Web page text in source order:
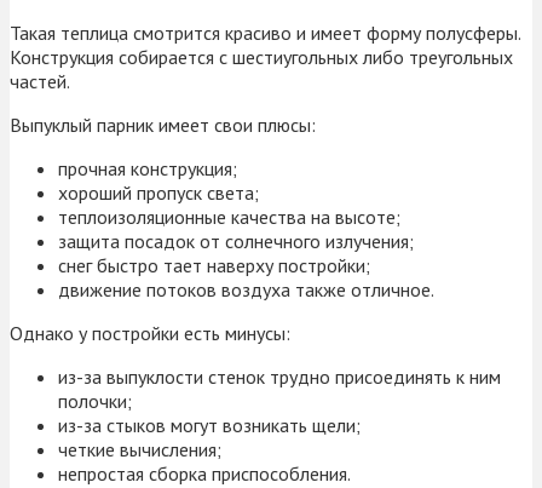
Такая теплица смотрится красиво и имеет форму полусферы.
Конструкция собирается с шестиугольных либо треугольных
частей.
Выпуклый парник имеет свои плюсы:
прочная конструкция;
хороший пропуск света;
теплоизоляционные качества на высоте;
защита посадок от солнечного излучения;
снег быстро тает наверху постройки;
движение потоков воздуха также отличное.
Однако у постройки есть минусы:
из-за выпуклости стенок трудно присоединять к ним
полочки;
из-за стыков могут возникать щели;
четкие вычисления;
непростая сборка приспособления.